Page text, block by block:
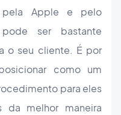
pela Apple e pelo
ser bastante
o seu cliente. É por
como um
para eles
da melhor maneira